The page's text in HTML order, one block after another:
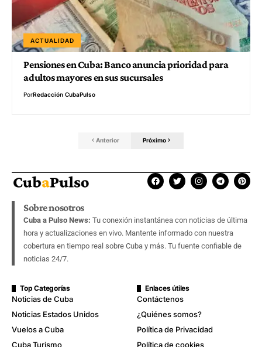
ACTUALIDAD
Pensiones en Cuba: Banco anuncia prioridad para
adultos mayores en sus sucursales
PorRedacción CubaPulso
Anterior Próximo
Sobre nosotros
Cuba a Pulso News: Tu conexión instantánea con noticias de última
hora y actualizaciones en vivo. Mantente informado con nuestra
cobertura en tiempo real sobre Cuba y más. Tu fuente confiable de
noticias 24/7.
Top Categorías
Noticias de Cuba
Noticias Estados Unidos
Vuelos a Cuba
Cuba Turismo
Enlaces útiles
Contáctenos
¿Quiénes somos?
Política de Privacidad
Política de cookies